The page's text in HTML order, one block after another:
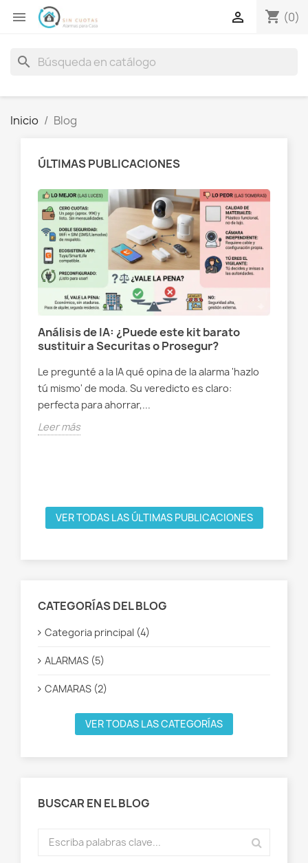
 shopping_cart (0)

search
Inicio Blog
ÚLTIMAS PUBLICACIONES
Análisis de IA: ¿Puede este kit barato
sustituir a Securitas o Prosegur?
Le pregunté a la IA qué opina de la alarma 'hazlo
tú mismo' de moda. Su veredicto es claro:
perfecta para ahorrar,...
Leer más
VER TODAS LAS ÚLTIMAS PUBLICACIONES
CATEGORÍAS DEL BLOG
Categoria principal (4)
ALARMAS (5)
CAMARAS (2)
VER TODAS LAS CATEGORÍAS
BUSCAR EN EL BLOG